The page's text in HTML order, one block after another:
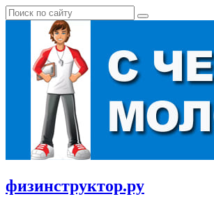
физинструктор.ру